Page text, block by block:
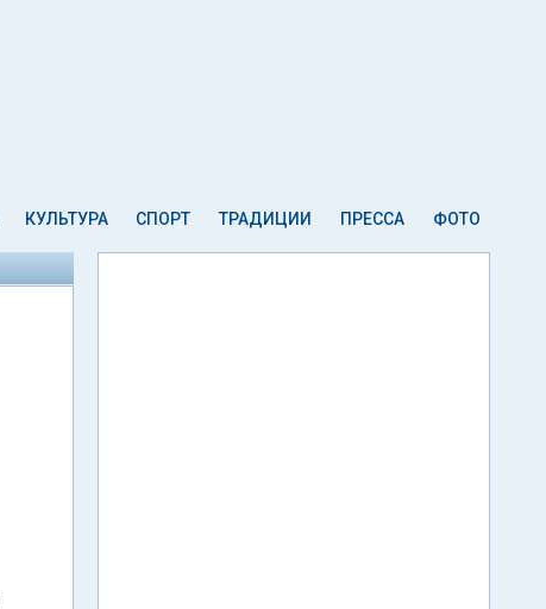
КУЛЬТУРА СПОРТ ТРАДИЦИИ ПРЕССА ФОТО